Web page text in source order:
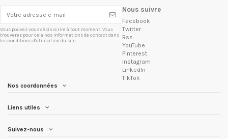
Vous pouvez vous désinscrire à tout moment. Vous
trouverez pour cela nos informations de contact dans
les conditions d'utilisation du site.
Nous suivre
Facebook
Twitter
Rss
YouTube
Pinterest
Instagram
LinkedIn
TikTok
Nos coordonnées
Liens utiles
Suivez-nous